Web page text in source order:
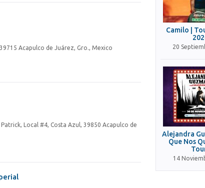
Acapulco de Juárez, Gro., Mexico
Local #4, Costa Azul, 39850 Acapulco de
Camilo |
20
Alejandra
Que Nos
14